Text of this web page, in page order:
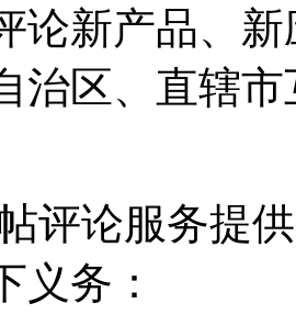
论新产品、
治区、直辖
评论服务提
义务：